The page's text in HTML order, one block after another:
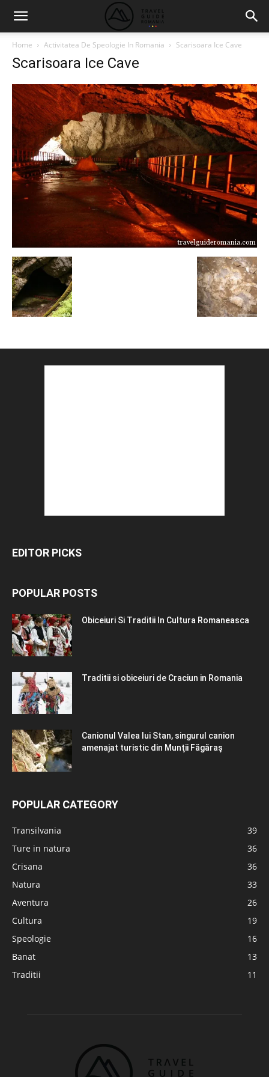
Home Activitatea De Speologie In Romania Scarisoara Ice Cave
Scarisoara Ice Cave
EDITOR PICKS
POPULAR POSTS
Obiceiuri Si Traditii In Cultura Romaneasca
Traditii si obiceiuri de Craciun in Romania
Canionul Valea lui Stan, singurul canion
amenajat turistic din Munţii Făgăraş
POPULAR CATEGORY
Transilvania
39
Ture in natura
36
Crisana
36
Natura
33
Aventura
26
Cultura
19
Speologie
16
Banat
13
Traditii
11